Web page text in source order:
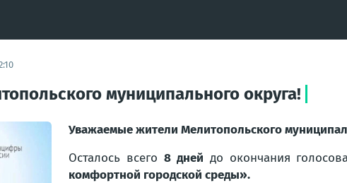
муниципального округа!
Уважаемые жители Мелитопольского
Осталось всего 8 дней до окончания
комфортной городской среды».